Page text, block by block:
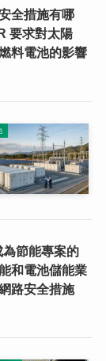
全措施有哪
要求對太陽
料電池的影響
節能專案的
和電池儲能業
路安全措施